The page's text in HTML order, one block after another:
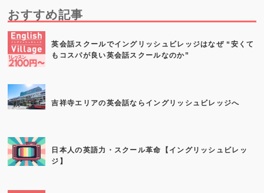
おすすめ記事
英会話スクールでイングリッシュビレッジはなぜ “安くて
もコスパが良い英会話スクールなのか”
吉祥寺エリアの英会話ならイングリッシュビレッジへ
日本人の英語力・スクール革命【イングリッシュビレッ
ジ】